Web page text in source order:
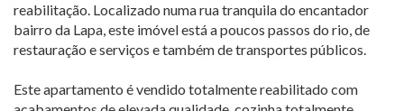
reabilitação. Localizado numa rua tranquila do encantador
bairro da Lapa, este imóvel está a poucos passos do rio, de
restauração e serviços e também de transportes públicos.
Este apartamento é vendido totalmente reabilitado com